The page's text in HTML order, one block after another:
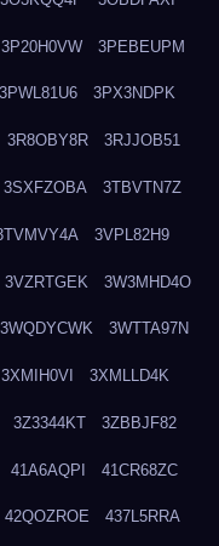
3P20H0VW 3PEBEUPM
3PWL81U6 3PX3NDPK
3R8OBY8R 3RJJOB51
3SXFZOBA 3TBVTN7Z
3VPL82H9
3VZRTGEK 3W3MHD4O
3WQDYCWK 3WTTA97N
3XMIH0VI 3XMLLD4K
3Z3344KT 3ZBBJF82
41A6AQPI 41CR68ZC
42QOZROE 437L5RRA